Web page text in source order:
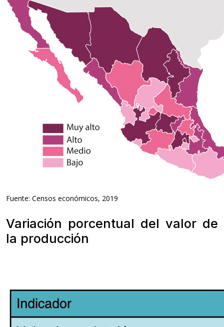
Fuente: Censos económicos, 2019
Variación porcentual del valor de
la producción